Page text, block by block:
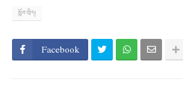
སློབ་ཁྲིད།
Facebook